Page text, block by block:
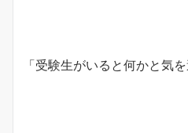
「受験生がいると何かと気を